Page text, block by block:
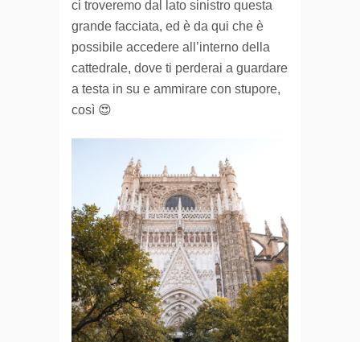
ci troveremo dal lato sinistro questa
grande facciata, ed è da qui che è
possibile accedere all’interno della
cattedrale, dove ti perderai a guardare
a testa in su e ammirare con stupore,
così 😍